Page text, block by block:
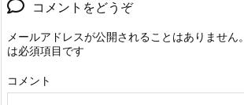
コメントをどうぞ
メールアドレスが公開されることはありません。
は必須項目です
コメント